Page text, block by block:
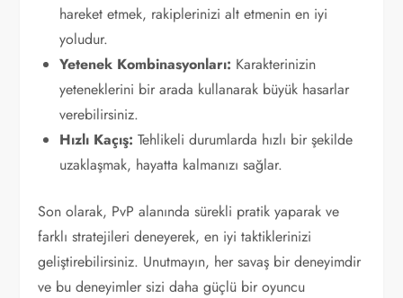
hareket etmek, rakiplerinizi alt etmenin en iyi
yoludur.
Yetenek Kombinasyonları: Karakterinizin
yeteneklerini bir arada kullanarak büyük hasarlar
verebilirsiniz.
Hızlı Kaçış: Tehlikeli durumlarda hızlı bir şekilde
uzaklaşmak, hayatta kalmanızı sağlar.
Son olarak, PvP alanında sürekli pratik yaparak ve
farklı stratejileri deneyerek, en iyi taktiklerinizi
geliştirebilirsiniz. Unutmayın, her savaş bir deneyimdir
ve bu deneyimler sizi daha güçlü bir oyuncu